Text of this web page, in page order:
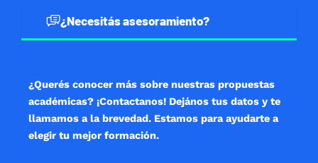
a
s
¿Necesitás asesoramiento?
¿Querés conocer más sobre nuestras propuestas
académicas? ¡Contactanos! Dejános tus datos y te
llamamos a la brevedad. Estamos para ayudarte a
elegir tu mejor formación.